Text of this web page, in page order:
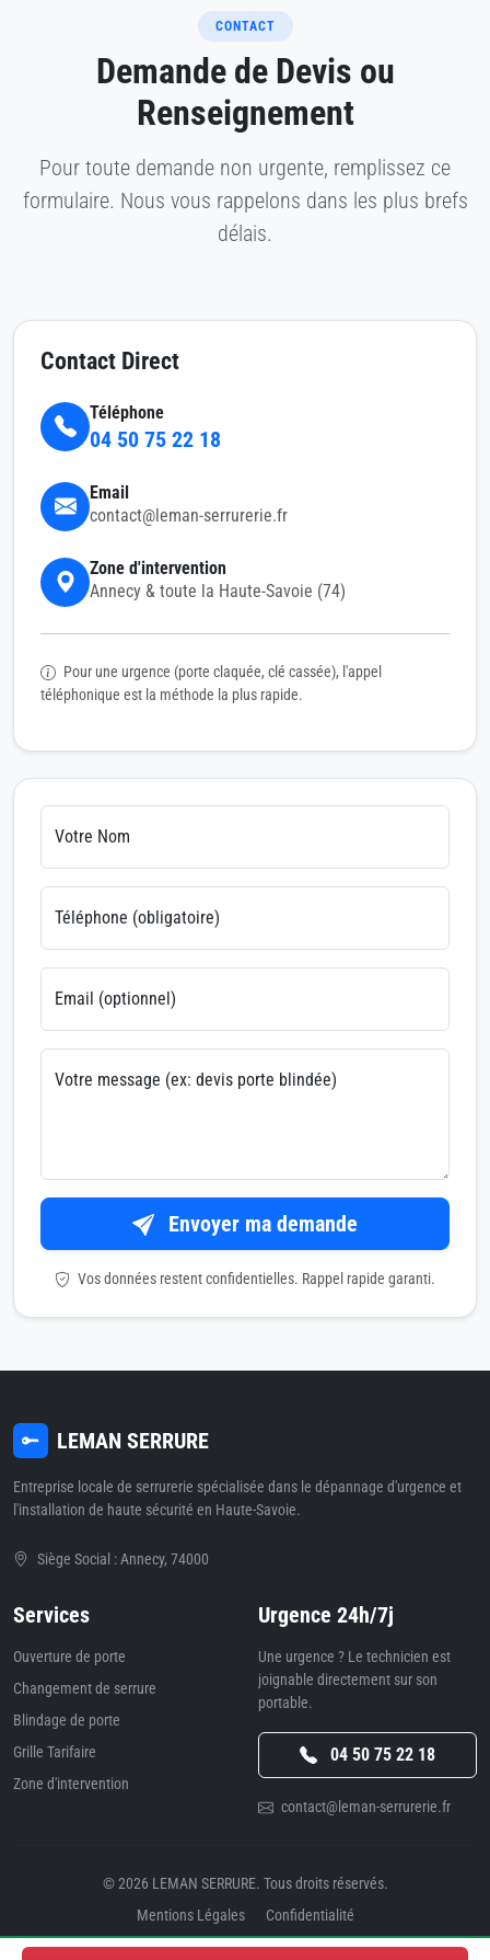
CONTACT
Demande de Devis ou
Renseignement
Pour toute demande non urgente, remplissez ce
formulaire. Nous vous rappelons dans les plus brefs
délais.
Contact Direct
Téléphone
04 50 75 22 18
Email
contact@leman-serrurerie.fr
Zone d'intervention
Annecy & toute la Haute-Savoie (74)
Pour une urgence (porte claquée, clé cassée), l'appel
téléphonique est la méthode la plus rapide.
Votre Nom
Téléphone (obligatoire)
Email (optionnel)
Votre message (ex: devis porte blindée)
Envoyer ma demande
Vos données restent confidentielles. Rappel rapide garanti.
LEMAN SERRURE
Entreprise locale de serrurerie spécialisée dans le dépannage d'urgence et
l'installation de haute sécurité en Haute-Savoie.
Siège Social : Annecy, 74000
Services
Ouverture de porte
Changement de serrure
Blindage de porte
Grille Tarifaire
Zone d'intervention
Urgence 24h/7j
Une urgence ? Le technicien est
joignable directement sur son
portable.
04 50 75 22 18
contact@leman-serrurerie.fr
© 2026 LEMAN SERRURE. Tous droits réservés.
Mentions Légales
Confidentialité